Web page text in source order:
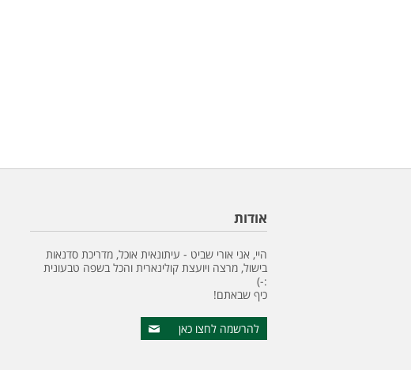
אודות
היי, אני אורי שביט - עיתונאית אוכל, מדריכת סדנאות
בישול, מרצה ויועצת קולינארית והכל בשפה טבעונית
:-)
כיף שבאתם!
להרשמה לחצו כאן